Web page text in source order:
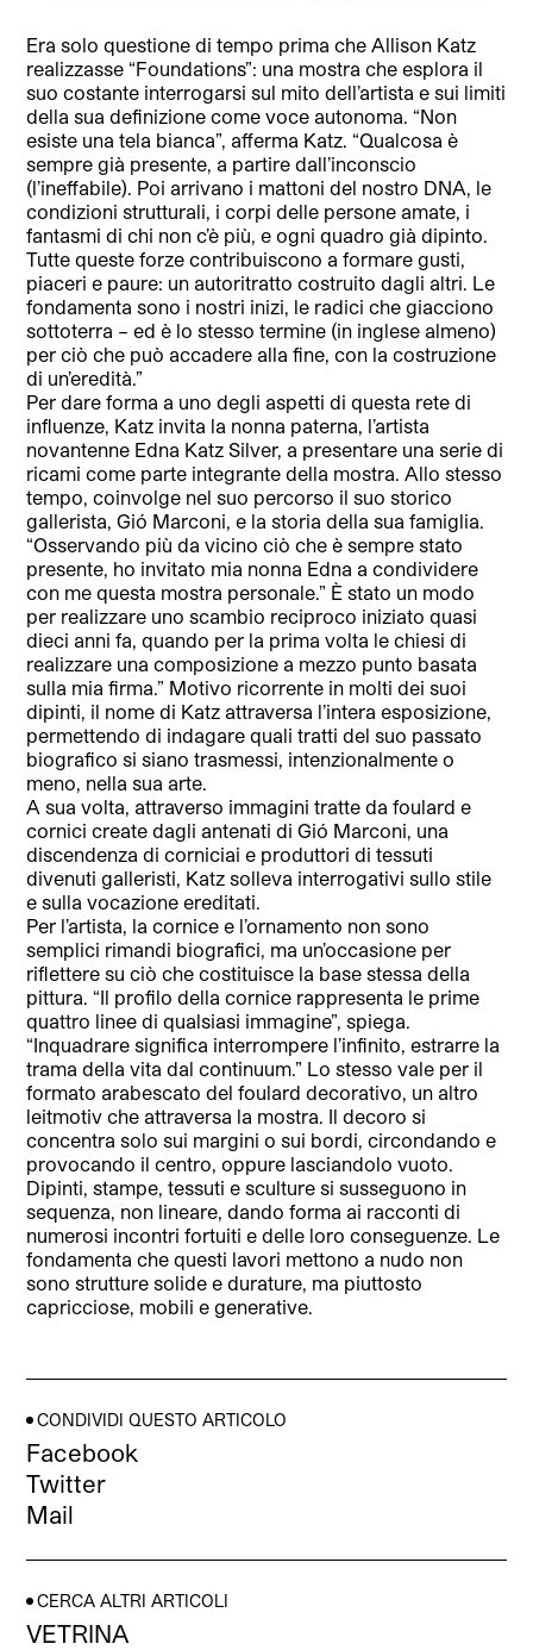
Era solo questione di tempo prima che Allison Katz
realizzasse “Foundations”: una mostra che esplora il
suo costante interrogarsi sul mito dell’artista e sui limiti
della sua definizione come voce autonoma. “Non
esiste una tela bianca”, afferma Katz. “Qualcosa è
sempre già presente, a partire dall’inconscio
(l’ineffabile). Poi arrivano i mattoni del nostro DNA, le
condizioni strutturali, i corpi delle persone amate, i
fantasmi di chi non c’è più, e ogni quadro già dipinto.
Tutte queste forze contribuiscono a formare gusti,
piaceri e paure: un autoritratto costruito dagli altri. Le
fondamenta sono i nostri inizi, le radici che giacciono
sottoterra – ed è lo stesso termine (in inglese almeno)
per ciò che può accadere alla fine, con la costruzione
di un’eredità.”
Per dare forma a uno degli aspetti di questa rete di
influenze, Katz invita la nonna paterna, l’artista
novantenne Edna Katz Silver, a presentare una serie di
ricami come parte integrante della mostra. Allo stesso
tempo, coinvolge nel suo percorso il suo storico
gallerista, Gió Marconi, e la storia della sua famiglia.
“Osservando più da vicino ciò che è sempre stato
presente, ho invitato mia nonna Edna a condividere
con me questa mostra personale.” È stato un modo
per realizzare uno scambio reciproco iniziato quasi
dieci anni fa, quando per la prima volta le chiesi di
realizzare una composizione a mezzo punto basata
sulla mia firma.” Motivo ricorrente in molti dei suoi
dipinti, il nome di Katz attraversa l’intera esposizione,
permettendo di indagare quali tratti del suo passato
biografico si siano trasmessi, intenzionalmente o
meno, nella sua arte.
A sua volta, attraverso immagini tratte da foulard e
cornici create dagli antenati di Gió Marconi, una
discendenza di corniciai e produttori di tessuti
divenuti galleristi, Katz solleva interrogativi sullo stile
e sulla vocazione ereditati.
Per l’artista, la cornice e l’ornamento non sono
semplici rimandi biografici, ma un’occasione per
riflettere su ciò che costituisce la base stessa della
pittura. “Il profilo della cornice rappresenta le prime
quattro linee di qualsiasi immagine”, spiega.
“Inquadrare significa interrompere l’infinito, estrarre la
trama della vita dal continuum.” Lo stesso vale per il
formato arabescato del foulard decorativo, un altro
leitmotiv che attraversa la mostra. Il decoro si
concentra solo sui margini o sui bordi, circondando e
provocando il centro, oppure lasciandolo vuoto.
Dipinti, stampe, tessuti e sculture si susseguono in
sequenza, non lineare, dando forma ai racconti di
numerosi incontri fortuiti e delle loro conseguenze. Le
fondamenta che questi lavori mettono a nudo non
sono strutture solide e durature, ma piuttosto
capricciose, mobili e generative.
CONDIVIDI QUESTO ARTICOLO
Facebook
Twitter
Mail
CERCA ALTRI ARTICOLI
VETRINA